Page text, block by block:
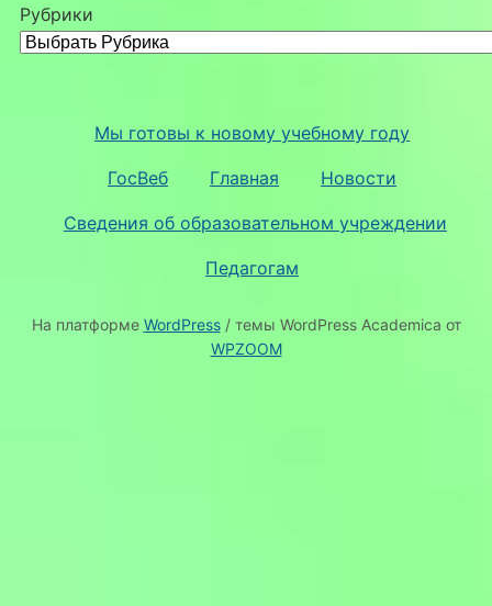
Рубрики
Мы готовы к новому учебному году
ГосВеб Главная Новости
Сведения об образовательном учреждении
Педагогам
На платформе WordPress/ темы WordPress Academica от
WPZOOM